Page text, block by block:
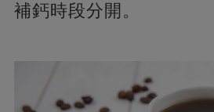
補鈣時段分開。